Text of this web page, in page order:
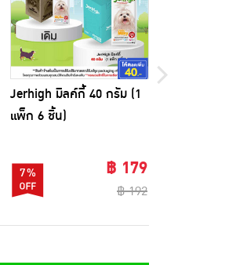
Jerhigh มิลค์กี้ 40 กรัม (1
แพ็ก 6 ชิ้น)
7% ฿ 179
฿ 192